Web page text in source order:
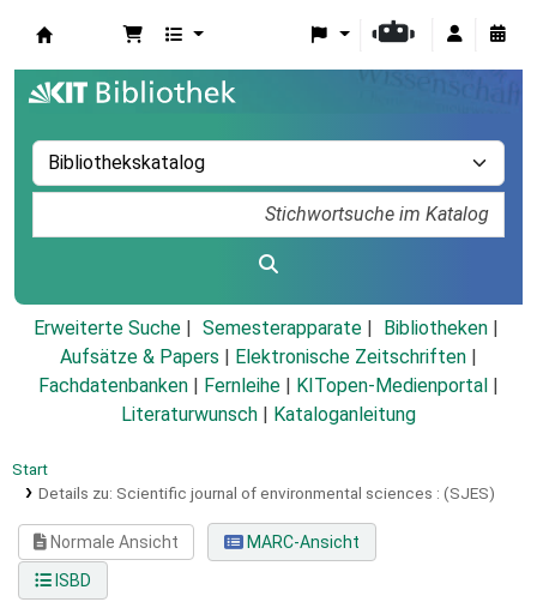
Erweiterte Suche Semesterapparate
Bibliotheken
Aufsätze & Papers
Elektronische Zeitschriften
Fachdatenbanken
Fernleihe KITopen-Medienportal
Literaturwunsch
Kataloganleitung
Start
Details zu: Scientific journal of environmental sciences : (SJES)
Normale Ansicht
MARC-Ansicht
ISBD